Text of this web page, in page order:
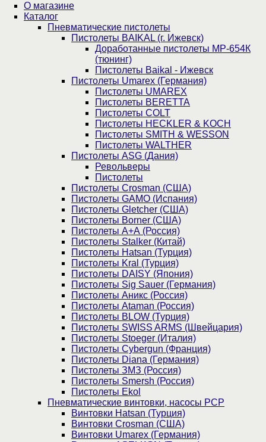
О магазине
Каталог
Пнев­ма­ти­чес­кие пистолеты
Пистолеты BAIKAL (г. Ижевск)
Доработанные пистолеты МР-654К
(тюнинг)
Пистолеты Baikal - Ижевск
Пистолеты Umarex (Германия)
Пистолеты UMAREX
Пистолеты BERETTA
Пистолеты COLT
Пистолеты HECKLER & KOCH
Пистолеты SMITH & WESSON
Пистолеты WALTHER
Пистолеты ASG (Дания)
Револьверы
Пистолеты
Пистолеты Crosman (США)
Пистолеты GAMO (Испания)
Пистолеты Gletcher (США)
Пистолеты Borner (США)
Пистолеты А+А (Россия)
Пистолеты Stalker (Китай)
Пистолеты Hatsan (Турция)
Пистолеты Kral (Турция)
Пистолеты DAISY (Япония)
Пистолеты Sig Sauer (Германия)
Пистолеты Аникс (Россия)
Пистолеты Ataman (Россия)
Пистолеты BLOW (Турция)
Пистолеты SWISS ARMS (Швейцария)
Пистолеты Stoeger (Италия)
Пистолеты Cybergun (Франция)
Пистолеты Diana (Германия)
Пистолеты ЗМЗ (Россия)
Пистолеты Smersh (Россия)
Пистолеты Ekol
Пневматические винтовки, насосы PCP
Винтовки Hatsan (Турция)
Винтовки Crosman (США)
Винтовки Umarex (Германия)